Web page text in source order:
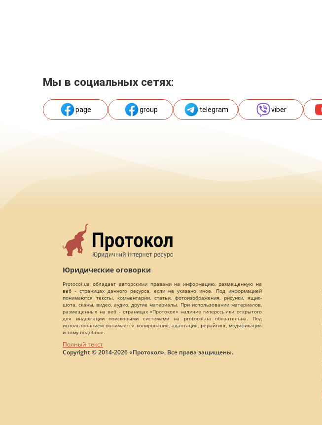
Мы в социальных сетях:
page group telegram viber
Юридические оговорки
Protocol.ua обладает авторскими правами на информацию, размещенную на
веб - страницах данного ресурса, если не указано иное. Под информацией
понимаются тексты, комментарии, статьи, фотоизображения, рисунки, ящик-
шота, сканы, видео, аудио, другие материалы. При использовании материалов,
размещенных на веб - страницах «Протокол» наличие гиперссылки открытого
для индексации поисковыми системами на protocol.ua обязательна. Под
использованием понимается копирования, адаптация, рерайтинг, модификация
и тому подобное.
Полный текст
Copyright © 2014-2026 «Протокол». Все права защищены.